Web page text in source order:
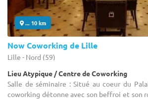
... 10 km
Now Coworking de Lille
Lille - Nord (59)
Lieu Atypique / Centre de Coworking
Salle de séminaire : Situé au coeur du
coworking détonne avec son beffroi et son